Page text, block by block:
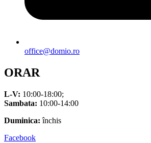
office@domio.ro
ORAR
L-V: 10:00-18:00;
Sambata: 10:00-14:00
Duminica: închis
Facebook